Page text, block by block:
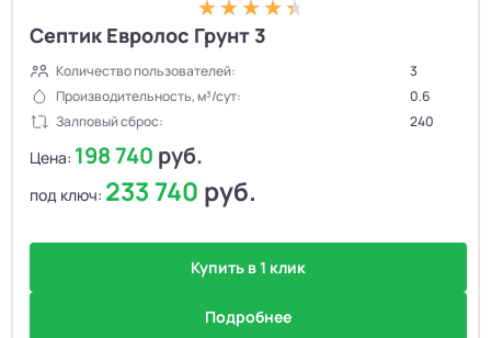
Септик Евролос Грунт 3
Количество пользователей:
3
Производительность, м³/сут:
0.6
Залповый сброс:
240
Цена: 198 740 руб.
под ключ: 233 740 руб.
Купить в 1 клик
Подробнее